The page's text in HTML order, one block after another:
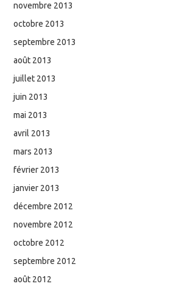
novembre 2013
octobre 2013
septembre 2013
août 2013
juillet 2013
juin 2013
mai 2013
avril 2013
mars 2013
février 2013
janvier 2013
décembre 2012
novembre 2012
octobre 2012
septembre 2012
août 2012